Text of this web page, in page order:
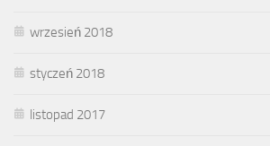
wrzesień 2018
styczeń 2018
listopad 2017